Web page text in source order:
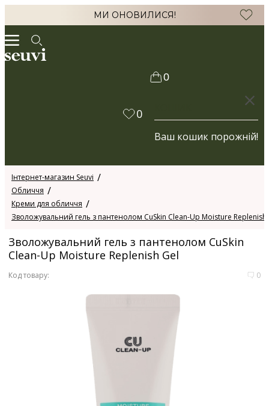
МИ ОНОВИЛИСЯ!
0
0
Ваш кошик порожній!
Інтернет-магазин Seuvi
Обличчя
Креми для обличчя
Зволожувальний гель з пантенолом CuSkin Clean-Up Moisture Replenish
Зволожувальний гель з пантенолом CuSkin
Clean-Up Moisture Replenish Gel
Код товару: 0